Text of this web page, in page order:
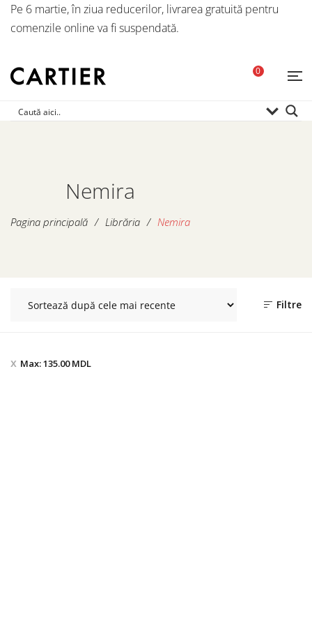
Pe 6 martie, în ziua reducerilor, livrarea gratuită pentru
comenzile online va fi suspendată.
0
Nemira
Pagina principală / Librăria / Nemira
Filtre
Max:135.00MDL